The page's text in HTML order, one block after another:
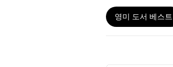
영미 도서 베스트